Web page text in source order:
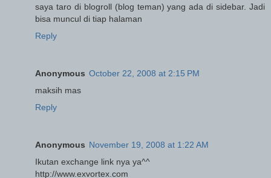
saya taro di blogroll (blog teman) yang ada di sidebar. Jadi
bisa muncul di tiap halaman
Reply
Anonymous October 22, 2008 at 2:15 PM
maksih mas
Reply
Anonymous November 19, 2008 at 1:22 AM
Ikutan exchange link nya ya^^
http://www.exvortex.com